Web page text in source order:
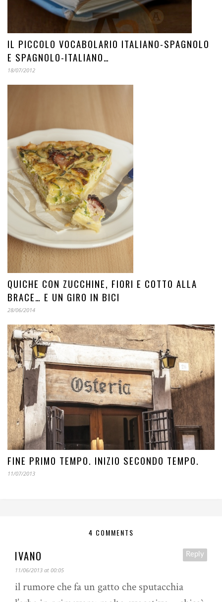
IL PICCOLO VOCABOLARIO ITALIANO-SPAGNOLO
E SPAGNOLO-ITALIANO…
18/07/2012
QUICHE CON ZUCCHINE, FIORI E COTTO ALLA
BRACE… E UN GIRO IN BICI
28/06/2014
FINE PRIMO TEMPO. INIZIO SECONDO TEMPO.
11/07/2013
4 COMMENTS
Reply
IVANO
11/06/2013 at 00:05
il rumore che fa un gatto che sputacchia